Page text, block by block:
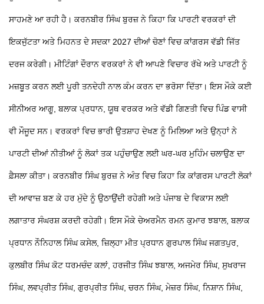
ਸਾਹਮਣੇ ਆ ਰਹੀ ਹੈ। ਕਰਨਬੀਰ ਸਿੰਘ ਬੁਰਜ਼ ਨੇ ਕਿਹਾ ਕਿ ਪਾਰਟੀ ਵਰਕਰਾਂ ਦੀ
ਇਕਜੁੱਟਤਾ ਅਤੇ ਮਿਹਨਤ ਦੇ ਸਦਕਾ 2027 ਦੀਆਂ ਚੋਣਾਂ ਵਿਚ ਕਾਂਗਰਸ ਵੱਡੀ ਜਿੱਤ
ਦਰਜ ਕਰੇਗੀ। ਮੀਟਿੰਗਾਂ ਦੌਰਾਨ ਵਰਕਰਾਂ ਨੇ ਵੀ ਆਪਣੇ ਵਿਚਾਰ ਰੱਖੇ ਅਤੇ ਪਾਰਟੀ ਨੂੰ
ਮਜ਼ਬੂਤ ਕਰਨ ਲਈ ਪੂਰੀ ਤਨਦੇਹੀ ਨਾਲ ਕੰਮ ਕਰਨ ਦਾ ਭਰੋਸਾ ਦਿੱਤਾ। ਇਸ ਮੌਕੇ ਕਈ
ਸੀਨੀਅਰ ਆਗੂ, ਬਲਾਕ ਪ੍ਰਧਾਨ, ਯੂਥ ਵਰਕਰ ਅਤੇ ਵੱਡੀ ਗਿਣਤੀ ਵਿਚ ਪਿੰਡ ਵਾਸੀ
ਵੀ ਮੌਜੂਦ ਸਨ। ਵਰਕਰਾਂ ਵਿਚ ਭਾਰੀ ਉਤਸ਼ਾਹ ਦੇਖਣ ਨੂੰ ਮਿਲਿਆ ਅਤੇ ਉਨ੍ਹਾਂ ਨੇ
ਪਾਰਟੀ ਦੀਆਂ ਨੀਤੀਆਂ ਨੂੰ ਲੋਕਾਂ ਤਕ ਪਹੁੰਚਾਉਣ ਲਈ ਘਰ-ਘਰ ਮੁਹਿੰਮ ਚਲਾਉਣ ਦਾ
ਫ਼ੈਸਲਾ ਕੀਤਾ। ਕਰਨਬੀਰ ਸਿੰਘ ਬੁਰਜ਼ ਨੇ ਅੰਤ ਵਿਚ ਕਿਹਾ ਕਿ ਕਾਂਗਰਸ ਪਾਰਟੀ ਲੋਕਾਂ
ਦੀ ਆਵਾਜ਼ ਬਣ ਕੇ ਹਰ ਮੁੱਦੇ ਨੂੰ ਉਠਾਉਂਦੀ ਰਹੇਗੀ ਅਤੇ ਪੰਜਾਬ ਦੇ ਵਿਕਾਸ ਲਈ
ਲਗਾਤਾਰ ਸੰਘਰਸ਼ ਕਰਦੀ ਰਹੇਗੀ। ਇਸ ਮੌਕੇ ਚੇਅਰਮੈਨ ਰਮਨ ਕੁਮਾਰ ਝਬਾਲ, ਬਲਾਕ
ਪ੍ਰਧਾਨ ਨੌਨਿਹਾਲ ਸਿੰਘ ਕਸੇਲ, ਜ਼ਿਲ੍ਹਾ ਮੀਤ ਪ੍ਰਧਾਨ ਗੁਰਪਾਲ ਸਿੰਘ ਜਗਤਪੁਰ,
ਕੁਲਬੀਰ ਸਿੰਘ ਕੋਟ ਧਰਮਚੰਦ ਕਲਾਂ, ਹਰਜੀਤ ਸਿੰਘ ਝਬਾਲ, ਅਜਮੇਰ ਸਿੰਘ, ਸੁਖਰਾਜ
ਸਿੰਘ, ਲਵਪ੍ਰੀਤ ਸਿੰਘ, ਗੁਰਪ੍ਰੀਤ ਸਿੰਘ, ਚਰਨ ਸਿੰਘ, ਮੇਜ਼ਰ ਸਿੰਘ, ਨਿਸ਼ਾਨ ਸਿੰਘ,